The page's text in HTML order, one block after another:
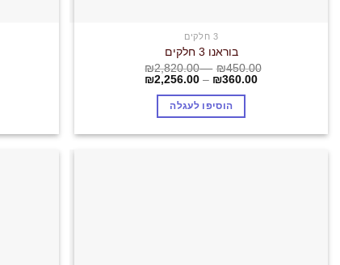
3 חלקים
בוראנו 3 חלקים
₪450.00
–
₪2,820.00
₪360.00
–
₪2,256.00
הוסיפו לעגלה